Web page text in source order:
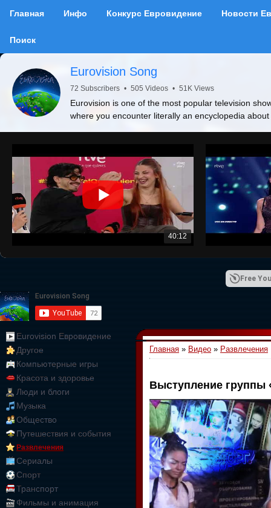
Главная Инфо Конкурс Евровидение Новости
Поиск
Eurovision Song
72 Subscribers • 505 Videos • 51K Views
Eurovision is one of the most popular television
where you encounter literally an encyclopedia
40:12
Free
Eurovision Евровидение
Другое
Компьютерные игры
Красота и здоровье
Люди и блоги
Музыка
Общество
Путешествия и события
Развлечения
Сериалы
Спорт
Транспорт
Фильмы и анимация
Главная » Видео » Развлечения
Выступление группы